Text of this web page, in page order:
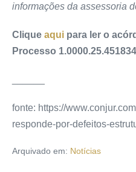
informações da assessoria
Clique aqui para ler o
Processo
fonte: https://
responde-por-defeitos-
Arquivado em: Notícias